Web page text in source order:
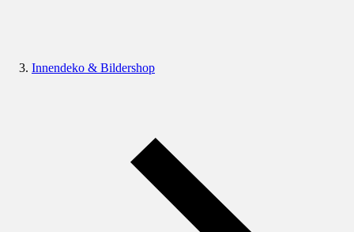
Innendeko & Bildershop